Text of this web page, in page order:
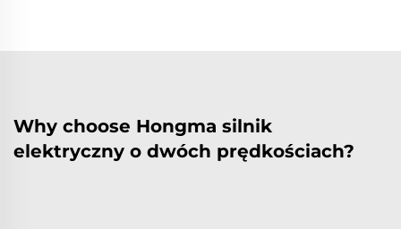
Why choose Hongma silnik
elektryczny o dwóch prędkościach?